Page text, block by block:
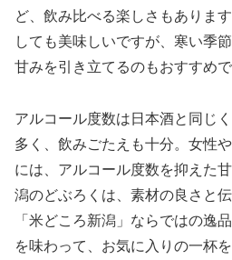
ど、飲み比べる楽しさもありま
しても美味しいですが、寒い季
甘みを引き立てるのもおすすめで
アルコール度数は日本酒と同じ
多く、飲みごたえも十分。女性
には、アルコール度数を抑えた
潟のどぶろくは、素材の良さと
「米どころ新潟」ならではの逸
を味わって、お気に入りの一杯